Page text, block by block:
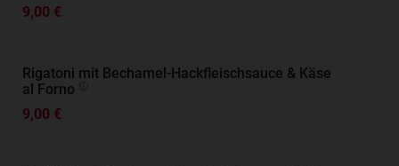
9,00 €
Rigatoni mit Bechamel-Hackfleischsauce & Käse
al Forno
9,00 €